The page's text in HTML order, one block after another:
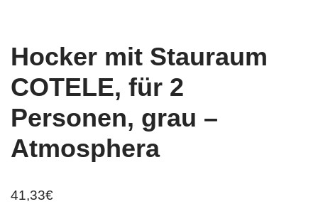
Hocker mit Stauraum
COTELE, für 2
Personen, grau –
Atmosphera
41,33€